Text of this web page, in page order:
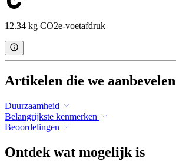
12.34 kg CO2e-voetafdruk
Artikelen die we aanbevelen
Duurzaamheid
Belangrijkste kenmerken
Beoordelingen
Ontdek wat mogelijk is